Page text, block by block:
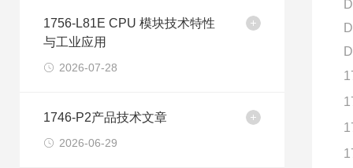
1756-L81E CPU 模块技术特性
与工业应用
2026-07-28
1746-P2产品技术文章
2026-06-29